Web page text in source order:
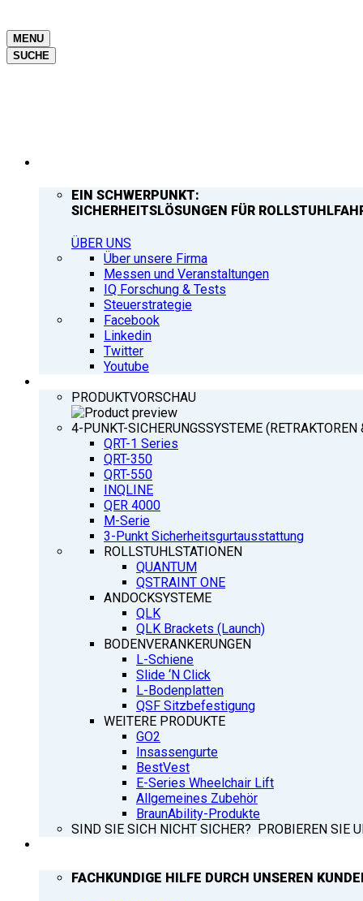
MENU
SUCHE
EIN SCHWERPUNKT:
SICHERHEITSLÖSUNGEN FÜR
ÜBER UNS
Über unsere Firma
Messen und Veranstaltungen
IQ Forschung & Tests
Steuerstrategie
Facebook
Linkedin
Twitter
Youtube
PRODUKTVORSCHAU
4-PUNKT-SICHERUNGSSYSTEME (RETRAKTOREN
QRT-1 Series
QRT-350
QRT-550
INQLINE
QER 4000
M-Serie
3-Punkt Sicherheitsgurtausstattung
ROLLSTUHLSTATIONEN
QUANTUM
QSTRAINT ONE
ANDOCKSYSTEME
QLK
QLK Brackets (Launch)
BODENVERANKERUNGEN
L-Schiene
Slide ‘N Click
L-Bodenplatten
QSF Sitzbefestigung
WEITERE PRODUKTE
GO2
Insassengurte
BestVest
E-Series Wheelchair Lift
Allgemeines Zubehör
BraunAbility-Produkte
SIND SIE SICH NICHT SICHER? PROBIEREN SIE
FACHKUNDIGE HILFE DURCH UNSEREN